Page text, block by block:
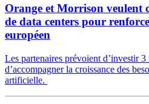
Orange et Morrison veulent
de data centers pour
européen
Les partenaires prévoient d’investir
d’accompagner la croissance des
artificielle.